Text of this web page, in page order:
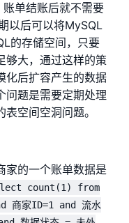
单结账后就不需要
以后可以将MySQL
的存储空间，只要
够大，通过这样的策
化后扩容产生的数据
问题是需要定期处理
空间空洞问题。
家的一个账单数据是
count(1) from
商家ID=1 and 流水